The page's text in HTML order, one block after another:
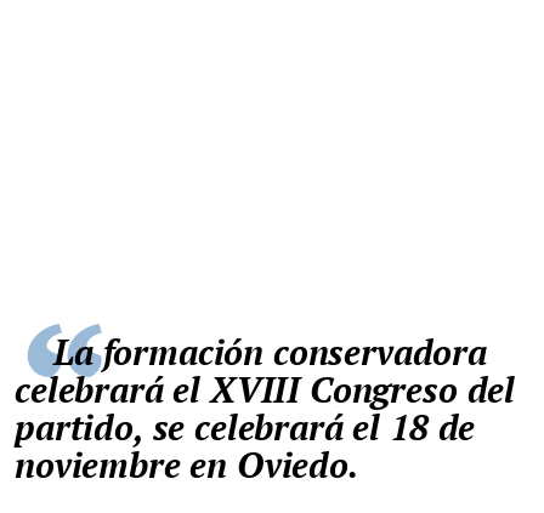
La formación conservadora
celebrará el XVIII Congreso del
partido, se celebrará el 18 de
noviembre en Oviedo.